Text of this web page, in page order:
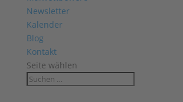
Newsletter
Kalender
Blog
Kontakt
Seite wählen